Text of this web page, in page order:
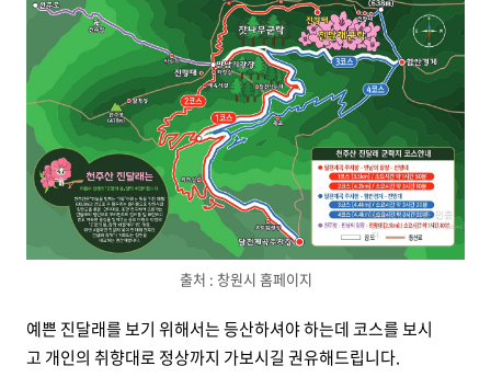
출처 : 창원시 홈페이지
예쁜 진달래를 보기 위해서는 등산하셔야 하는데 코스를 보시
고 개인의 취향대로 정상까지 가보시길 권유해드립니다.